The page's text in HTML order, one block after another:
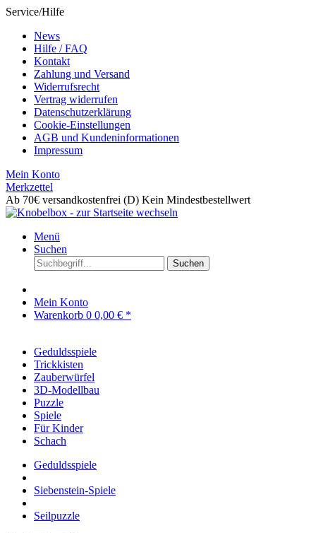
Service/Hilfe
News
Hilfe / FAQ
Kontakt
Zahlung und Versand
Widerrufsrecht
Vertrag widerrufen
Datenschutzerklärung
Cookie-Einstellungen
AGB und Kundeninformationen
Impressum
Mein Konto
Merkzettel
Ab 70€ versandkostenfrei (D) Kein Mindestbestellwert
Menü
Suchen
Suchen
Mein Konto
Warenkorb 0 0,00 € *
Geduldsspiele
Trickkisten
Zauberwürfel
3D-Modellbau
Puzzle
Spiele
Für Kinder
Schach
Geduldsspiele
Siebenstein-Spiele
Seilpuzzle